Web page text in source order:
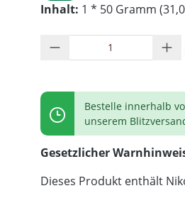
Inhalt: 1 * 50 Gramm
Produkt Anzahl:
Bestelle innerhalb
unserem
Gesetzlicher
Dieses Produkt enthält